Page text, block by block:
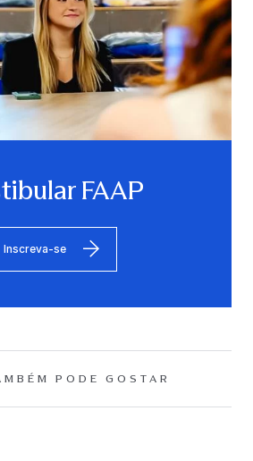
FAAP
Inscreva-se
PODE GOSTAR